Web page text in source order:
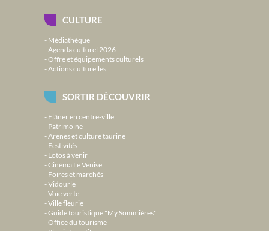
CULTURE
Médiathèque
Agenda culturel 2026
Offre et équipements culturels
Actions culturelles
SORTIR DÉCOUVRIR
Flâner en centre-ville
Patrimoine
Arènes et culture taurine
Festivités
Lotos à venir
Cinéma Le Venise
Foires et marchés
Vidourle
Voie verte
Ville fleurie
Guide touristique "My Sommières"
Office du tourisme